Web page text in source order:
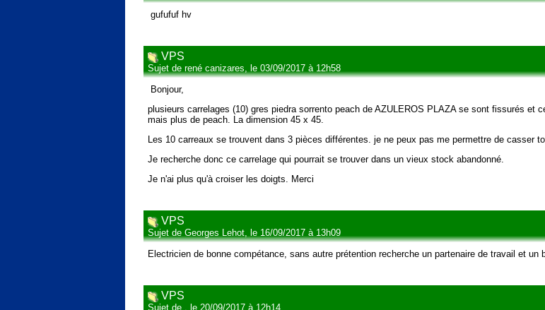
gufufuf hv
VPS
Sujet de rené canizares, le 03/09/2017 à 12h58
Bonjour,
plusieurs carrelages (10) gres piedra sorrento peach de AZULEROS PLAZA se sont fissurés
mais plus de peach. La dimension 45 x 45.
Les 10 carreaux se trouvent dans 3 pièces différentes. je ne peux pas me permettre de casser
Je recherche donc ce carrelage qui pourrait se trouver dans un vieux stock abandonné.
Je n'ai plus qu'à croiser les doigts. Merci
VPS
Sujet de Georges Lehot, le 16/09/2017 à 13h09
Electricien de bonne compétance, sans autre prétention recherche un partenaire de travail et un
VPS
Sujet de , le 20/09/2017 à 12h14